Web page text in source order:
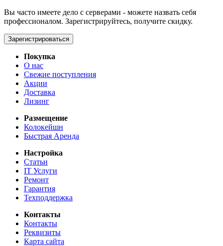
Вы часто имеете дело с серверами - можете назвать себя
профессионалом. Зарегистрируйтесь, получите скидку.
Зарегистрироваться
Покупка
О нас
Свежие поступления
Акции
Доставка
Лизинг
Размещение
Колокейшн
Быстрая Аренда
Настройка
Статьи
IT Услуги
Ремонт
Гарантия
Техподдержка
Контакты
Контакты
Реквизиты
Карта сайта